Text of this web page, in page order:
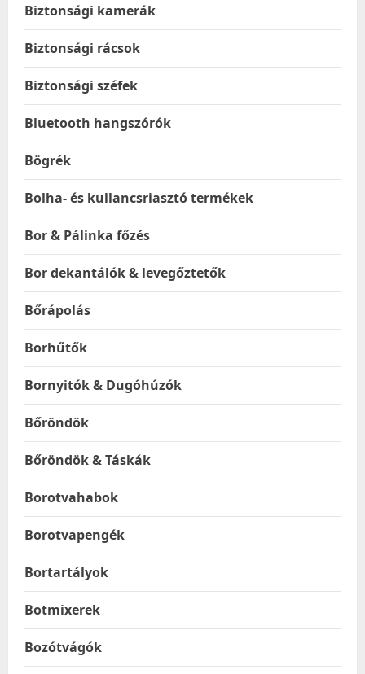
Biztonsági kamerák
Biztonsági rácsok
Biztonsági széfek
Bluetooth hangszórók
Bögrék
Bolha- és kullancsriasztó termékek
Bor & Pálinka főzés
Bor dekantálók & levegőztetők
Bőrápolás
Borhűtők
Bornyitók & Dugóhúzók
Bőröndök
Bőröndök & Táskák
Borotvahabok
Borotvapengék
Bortartályok
Botmixerek
Bozótvágók